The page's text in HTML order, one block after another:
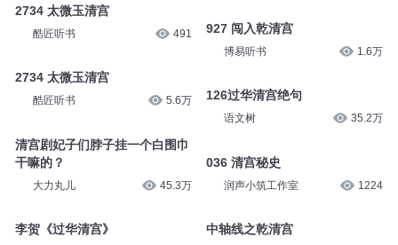
2734 太微玉清宫
酷匠听书 491
2734 太微玉清宫
酷匠听书 5.6万
清宫剧妃子们脖子挂一个白围巾
干嘛的？
大力丸儿 45.3万
李贺《过华清宫》
927 闯入乾清宫
博易听书 1.6万
126过华清宫绝句
语文树 35.2万
036 清宫秘史
润声小筑工作室 1224
中轴线之乾清宫